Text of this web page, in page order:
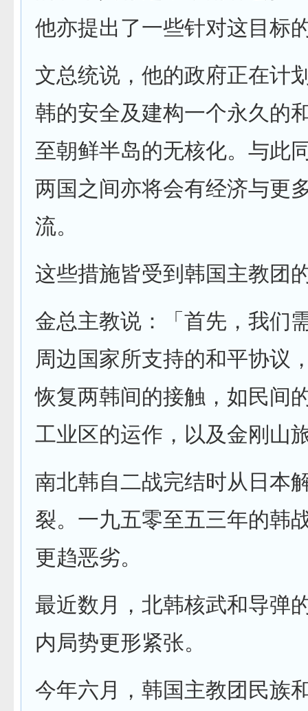
他亦提出了一些针对这目标
文总统说，他的政府正在计
韩的安全及建构一个永久的
至朝鲜半岛的无核化。与此
两国之间亦将会有经济与更
流。
这些措施皆受到韩国主教团
金总主教说：「首先，我们
周边国家所支持的和平协议
恢复两韩间的接触，如民间
工业区的运作，以及金刚山
南北韩自二战完结时从日本
裂。一九五零至五三年的韩
更趋恶劣。
最近数月，北韩核武和导弹
内局势更形紧张。
今年六月，韩国主教团民族